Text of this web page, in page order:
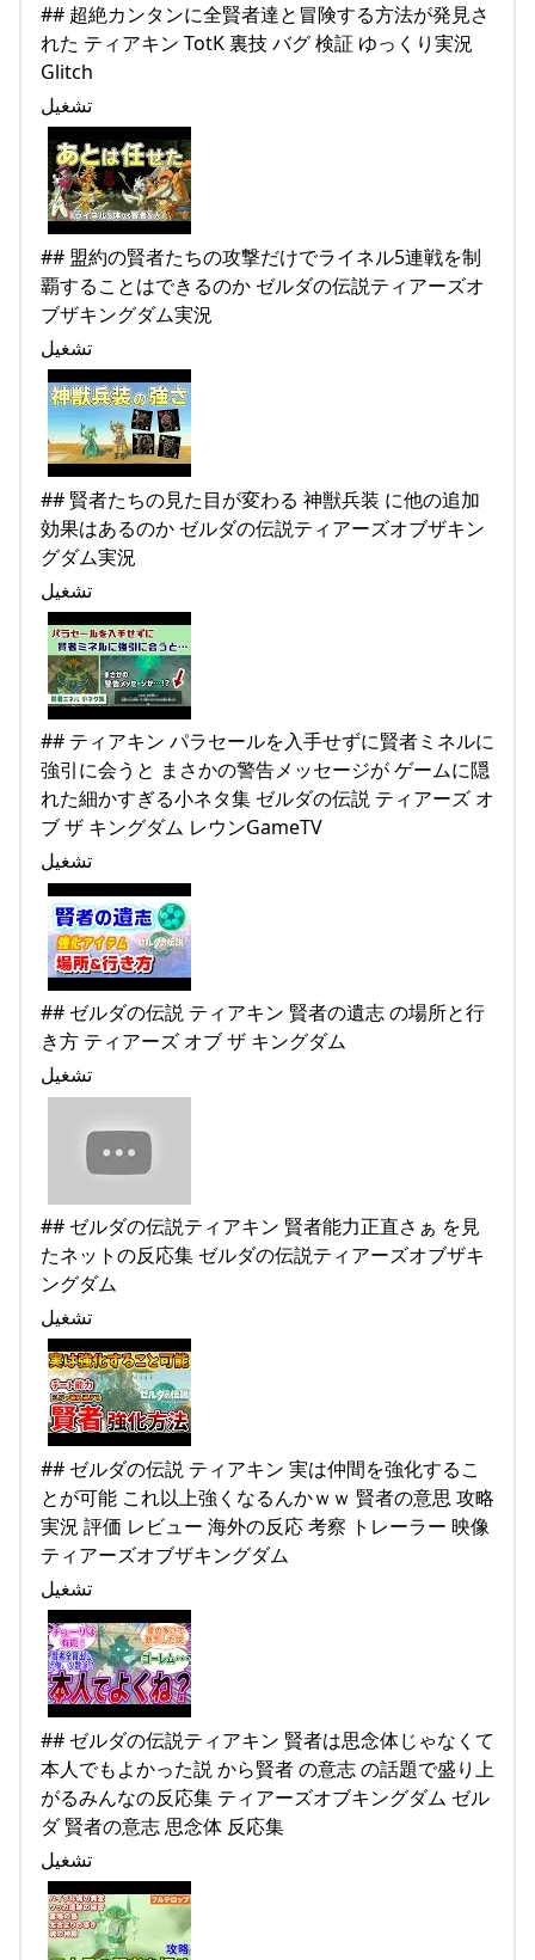
## 超絶カンタンに全賢者達と冒険する方法が発見さ
れた ティアキン TotK 裏技 バグ 検証 ゆっくり実況
Glitch
تشغيل
## 盟約の賢者たちの攻撃だけでライネル5連戦を制
覇することはできるのか ゼルダの伝説ティアーズオ
ブザキングダム実況
تشغيل
## 賢者たちの見た目が変わる 神獣兵装 に他の追加
効果はあるのか ゼルダの伝説ティアーズオブザキン
グダム実況
تشغيل
## ティアキン パラセールを入手せずに賢者ミネルに
強引に会うと まさかの警告メッセージが ゲームに隠
れた細かすぎる小ネタ集 ゼルダの伝説 ティアーズ オ
ブ ザ キングダム レウンGameTV
تشغيل
## ゼルダの伝説 ティアキン 賢者の遺志 の場所と行
き方 ティアーズ オブ ザ キングダム
تشغيل
## ゼルダの伝説ティアキン 賢者能力正直さぁ を見
たネットの反応集 ゼルダの伝説ティアーズオブザキ
ングダム
تشغيل
## ゼルダの伝説 ティアキン 実は仲間を強化するこ
とが可能 これ以上強くなるんかｗｗ 賢者の意思 攻略
実況 評価 レビュー 海外の反応 考察 トレーラー 映像
ティアーズオブザキングダム
تشغيل
## ゼルダの伝説ティアキン 賢者は思念体じゃなくて
本人でもよかった説 から賢者 の意志 の話題で盛り上
がるみんなの反応集 ティアーズオブキングダム ゼル
ダ 賢者の意志 思念体 反応集
تشغيل